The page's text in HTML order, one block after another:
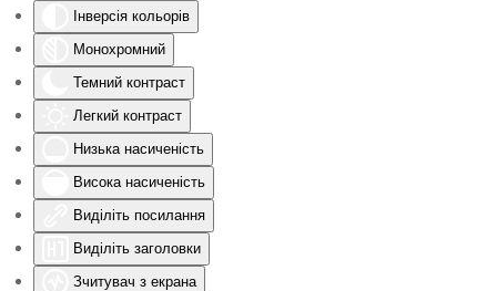
Інверсія кольорів
Монохромний
Темний контраст
Легкий контраст
Низька насиченість
Висока насиченість
Виділіть посилання
Виділіть заголовки
Зчитувач з екрана